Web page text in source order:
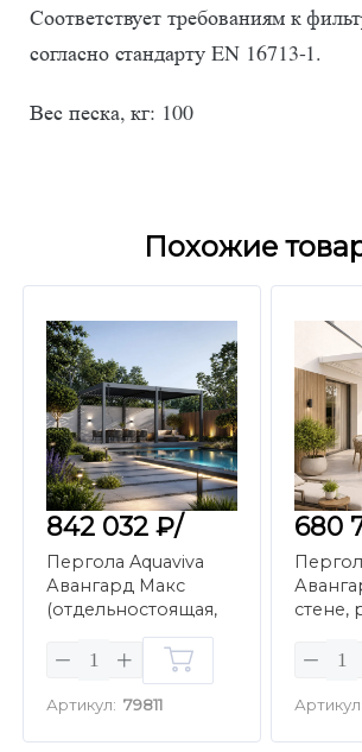
Соответствует требованиям к
согласно стандарту EN 16713-1.
Вес песка, кг: 100
Похожие
842 032 ₽/
Пергола Aquaviva
Авангард Макс
(отдельностоящая,
руч. упр. ламелями,
4х6м, антрацит)
Артикул: 79811
680
стене,
белый)
Артикул: